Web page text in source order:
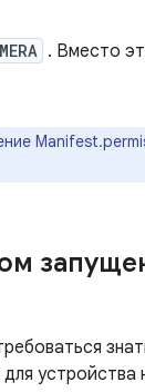
. Вместо